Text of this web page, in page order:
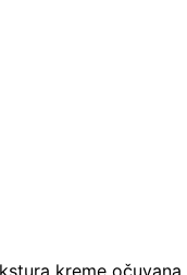
kreme